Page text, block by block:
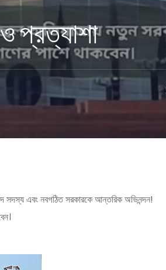
প্রত্যাশা
সদস্য এবং নবগঠিত সরকারকে আন্তরিক অভিনন্দন!